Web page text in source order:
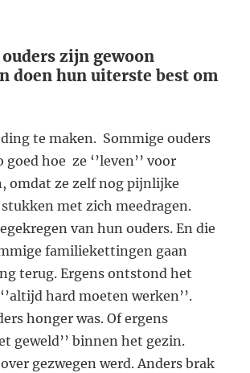
ouders zijn gewoon
doen hun uiterste best om
te maken. Sommige ouders
hoe ze ‘’leven’’ voor
omdat ze zelf nog pijnlijke
met zich meedragen.
van hun ouders. En die
familiekettingen gaan
terug. Ergens ontstond het
hard moeten werken’’.
honger was. Of ergens
geweld’’ binnen het gezin.
gezwegen werd. Anders brak